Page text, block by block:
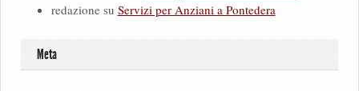
redazionesu Servizi per Anziani a Pontedera
Meta